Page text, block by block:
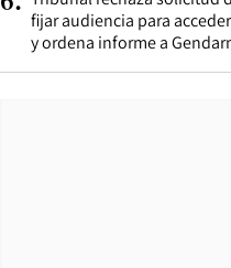
fijar audiencia para
y ordena informe a